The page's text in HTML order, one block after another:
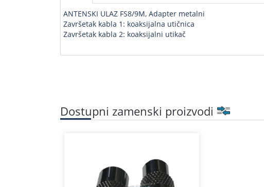
ANTENSKI ULAZ FS8/9M, Adapter metalni
Završetak kabla 1: koaksijalna utičnica
Završetak kabla 2: koaksijalni utikač
Dostupni zamenski proizvodi